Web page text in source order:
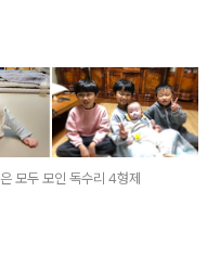
모두 모인 독수리 4형제